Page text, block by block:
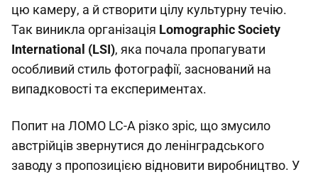
цю камеру, а й створити цілу культурну течію.
Так виникла організація Lomographic Society
International (LSI), яка почала пропагувати
особливий стиль фотографії, заснований на
випадковості та експериментах.
Попит на ЛОМО LC-A різко зріс, що змусило
австрійців звернутися до ленінградського
заводу з пропозицією відновити виробництво. У